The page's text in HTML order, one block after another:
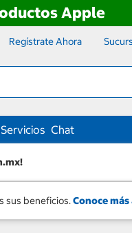
Apple
Regístrate Ahora
Servicios Chat
sus beneficios. Conoce más